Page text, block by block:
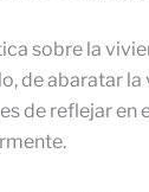
sobre la
de abaratar
de reflejar en